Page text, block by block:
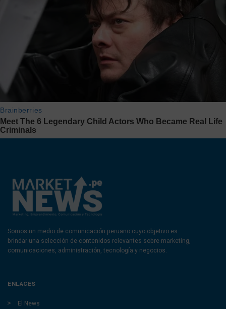
Somos un medio de comunicación peruano cuyo objetivo es
brindar una selección de contenidos relevantes sobre marketing,
comunicaciones, administración, tecnología y negocios.
ENLACES
El News